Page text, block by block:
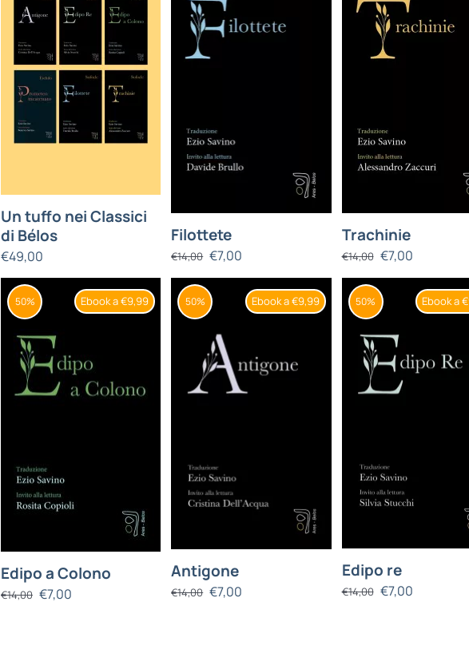
Un tuffo nei Classici
di Bélos
€49,00
Filottete
€14,00 €7,00
Trachinie
€14,00 €7,00
Ebook a €9,99
50%
Edipo a Colono
€14,00 €7,00
Ebook a €9,99
50%
Antigone
€14,00 €7,00
Ebook a
50%
Edipo re
€14,00 €7,00